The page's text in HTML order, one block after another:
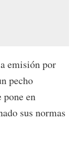
emisión por
pecho
pone en
sus normas